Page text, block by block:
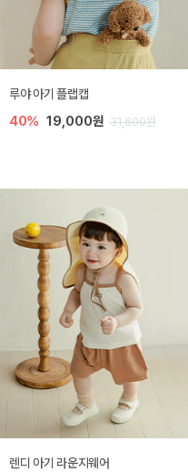
루야 아기 플랩캡
40% 19,000원 31,600원
렌디 아기 라운지웨어